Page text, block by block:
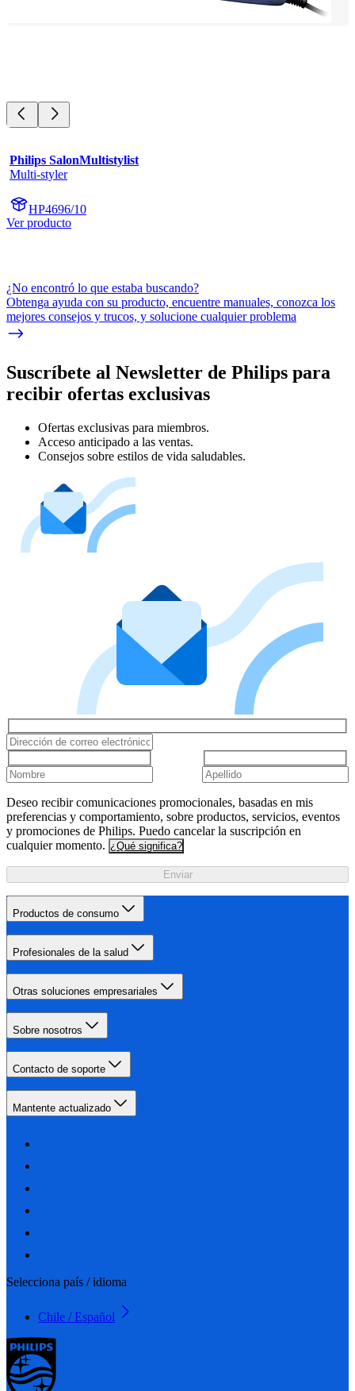
Philips SalonMultistylist
Multi-styler
HP4696/10
Ver producto
¿No encontró lo que estaba buscando?
Obtenga ayuda con su producto, encuentre manuales, conozca los
mejores consejos y trucos, y solucione cualquier problema
Suscríbete al Newsletter de Philips para
recibir ofertas exclusivas
Ofertas exclusivas para miembros.
Acceso anticipado a las ventas.
Consejos sobre estilos de vida saludables.
Deseo recibir comunicaciones promocionales, basadas en mis
preferencias y comportamiento, sobre productos, servicios, eventos
y promociones de Philips. Puedo cancelar la suscripción en
cualquier momento. ¿Qué significa?
Enviar
Productos de consumo
Profesionales de la salud
Otras soluciones empresariales
Sobre nosotros
Contacto de soporte
Mantente actualizado
Selecciona país / idioma
Chile / Español